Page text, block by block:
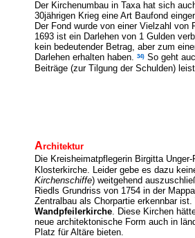
Der Kirchenumbau in Taxa hat sich
30jährigen Krieg eine Art Baufond
Der Fond wurde von einer Vielzahl
1693 ist ein Darlehen von 1 Gulden
kein bedeutender Betrag, aber zum
Darlehen erhalten haben. 34) So geht a
Beiträge (zur Tilgung der Schulden)
Architektur
Die Kreisheimatpflegerin Birgitta
Klosterkirche. Leider gebe es dazu
Kirchenschiffe) weitgehend
Riedls Grundriss von 1754 in der
Zentralbau als Chorpartie erkennbar
Wandpfeilerkirche. Diese Kirchen
neue architektonische Form auch in
Platz für Altäre bieten.